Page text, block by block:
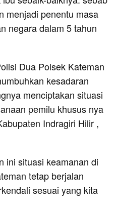
menjadi penentu masa
negara dalam 5 tahun
Dua Polsek Kateman
kesadaran
menciptakan situasi
pemilu khusus nya
Indragiri Hilir ,
ini situasi keamanan di
tetap berjalan
sesuai yang kita